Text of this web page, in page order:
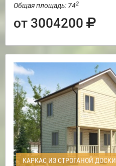
Общая площадь: 742
от 3004200
КАРКАС ИЗ СТРОГАНОЙ ДОСКИ